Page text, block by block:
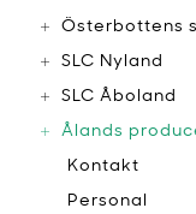
Österbottens
SLC Nyland
SLC Åboland
Ålands
Kontakt
Personal